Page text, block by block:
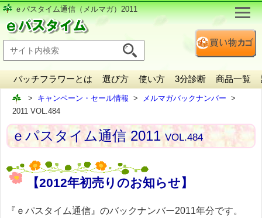
ｅパスタイム通信（メルマガ）2011
バッチフラワーとは 選び方 使い方 3分診断 商品一覧
キャンペーン・セール情報
メルマガバックナンバー
2011 VOL.484
ｅパスタイム通信 2011VOL.484
【2012年初売りのお知らせ】
『ｅパスタイム通信』のバックナンバー2011年分です。